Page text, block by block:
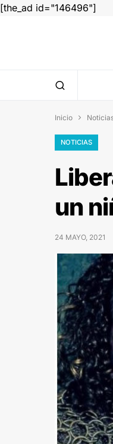
[the_ad id="146496"]
Inicio 
NOTICIAS
un
24 MAYO, 2021